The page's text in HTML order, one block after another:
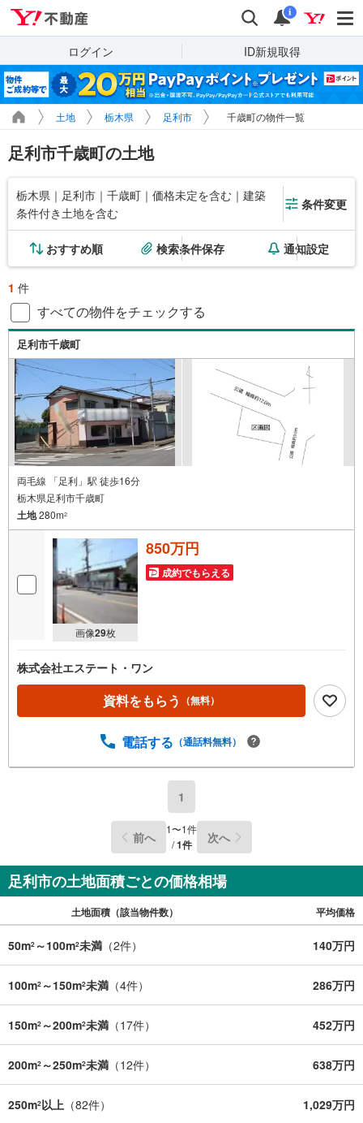
検索 通知
i
ログイン ID新規取得
土地 栃木県 足利市 千歳町の物件一覧
足利市千歳町の土地
栃木県｜足利市｜千歳町｜価格未定を含む｜建築
条件付き土地を含む
条件変更
おすすめ順 検索条件保存 通知設定
1 件
すべての物件をチェックする
足利市千歳町
両毛線 「足利」駅 徒歩16分
栃木県足利市千歳町
土地280m2
画像29枚
850万円
成約でもらえる
株式会社エステート・ワン
資料をもらう （無料）
電話する （通話料無料）
1
前へ 1〜1件
/1件 次へ
足利市の土地面積ごとの価格相場
土地面積（該当物件数） 平均価格
50m2 ～100m2未満 （2件） 140万円
100m2 ～150m2未満 （4件） 286万円
150m2 ～200m2未満 （17件） 452万円
200m2 ～250m2未満 （12件） 638万円
250m2以上 （82件） 1,029万円